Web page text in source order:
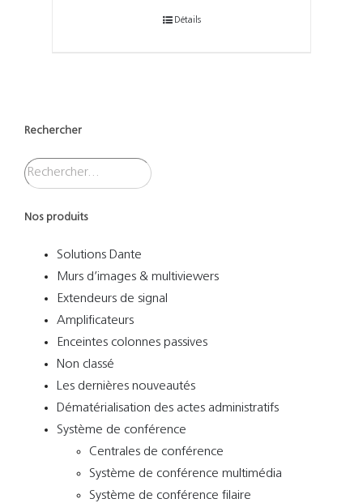
Détails
Rechercher
Nos produits
Solutions Dante
Murs d’images & multiviewers
Extendeurs de signal
Amplificateurs
Enceintes colonnes passives
Non classé
Les dernières nouveautés
Dématérialisation des actes administratifs
Système de conférence
Centrales de conférence
Système de conférence multimédia
Système de conférence filaire